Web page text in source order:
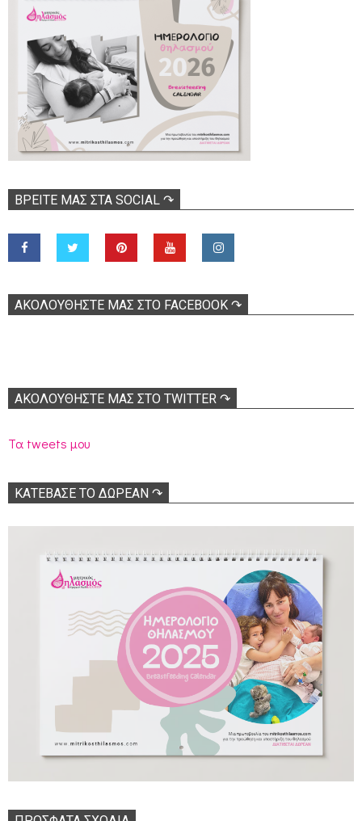
ΒΡΕΊΤΕ ΜΑΣ ΣΤΑ SOCIAL ↷
ΑΚΟΛOΥΘΉΣΤΕ ΜΑΣ ΣΤΟ FACEBOOK ↷
ΑΚΟΛΟΥΘΉΣΤΕ ΜΑΣ ΣΤΟ TWITTER ↷
Τα tweets μου
ΚΑΤΕΒΑΣΕ ΤΟ ΔΩΡΕΑΝ ↷